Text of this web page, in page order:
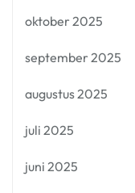
oktober 2025
september 2025
augustus 2025
juli 2025
juni 2025